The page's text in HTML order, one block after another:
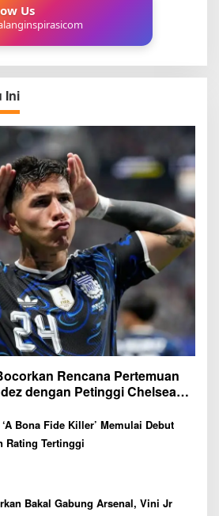
Us
Ini
Rencana Pertemuan
dengan Petinggi Chelsea
Bona Fide Killer’ Memulai Debut
Rating Tertinggi
Bakal Gabung Arsenal, Vini Jr